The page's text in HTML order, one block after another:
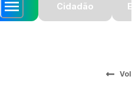
Cidadão